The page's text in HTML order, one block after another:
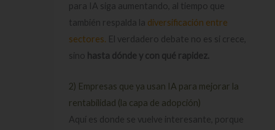
para IA siga aumentando, al tiempo que
también respalda la diversificación entre
sectores. El verdadero debate no es si crece,
sino hasta dónde y con qué rapidez.
2) Empresas que ya usan IA para mejorar la
rentabilidad (la capa de adopción)
Aquí es donde se vuelve interesante, porque